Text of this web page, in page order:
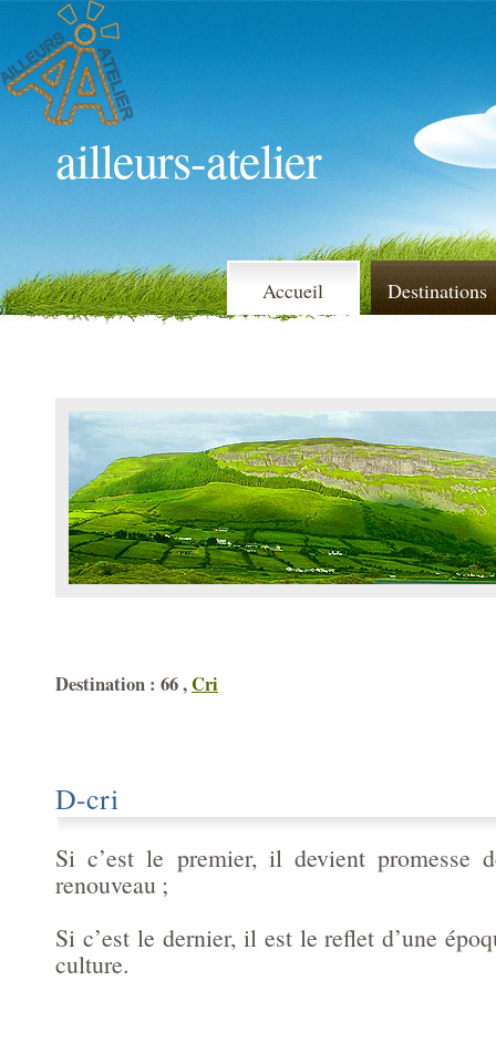
ailleurs-atelier
Accueil Destinations
Destination : 66 ,Cri
D-cri
Si c’est le premier, il devient promesse
renouveau ;
Si c’est le dernier, il est le reflet d’une
culture.